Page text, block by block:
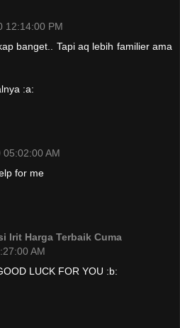
12:14:00 PM
banget.. Tapi aq lebih familier ama
:a:
05:02:00 AM
for me
Irit Harga Terbaik Cuma
AM
LUCK FOR YOU :b: